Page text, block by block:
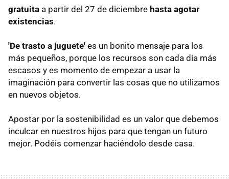
gratuita a partir del 27 de diciembre hasta agotar
existencias.
'De trasto a juguete' es un bonito mensaje para los
más pequeños, porque los recursos son cada día más
escasos y es momento de empezar a usar la
imaginación para convertir las cosas que no utilizamos
en nuevos objetos.
Apostar por la sostenibilidad es un valor que debemos
inculcar en nuestros hijos para que tengan un futuro
mejor. Podéis comenzar haciéndolo desde casa.